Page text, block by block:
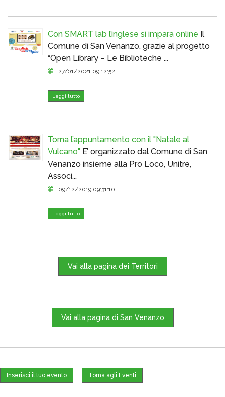
Con SMART lab l’inglese si impara online Il
Comune di San Venanzo, grazie al progetto
“Open Library – Le Biblioteche ...
27/01/2021 09:12:52
Leggi tutto
Torna l’appuntamento con il "Natale al
Vulcano" E’ organizzato dal Comune di San
Venanzo insieme alla Pro Loco, Unitre,
Associ...
09/12/2019 09:31:10
Leggi tutto
Vai alla pagina dei Territori
Vai alla pagina di San Venanzo
Inserisci il tuo evento Torna agli Eventi